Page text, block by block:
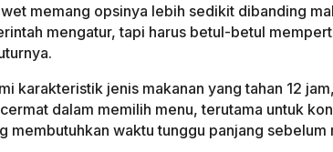
memang opsinya lebih sedikit dibanding
mengatur, tapi harus betul-betul
karakteristik jenis makanan yang tahan 12
dalam memilih menu, terutama untuk
membutuhkan waktu tunggu panjang sebelum